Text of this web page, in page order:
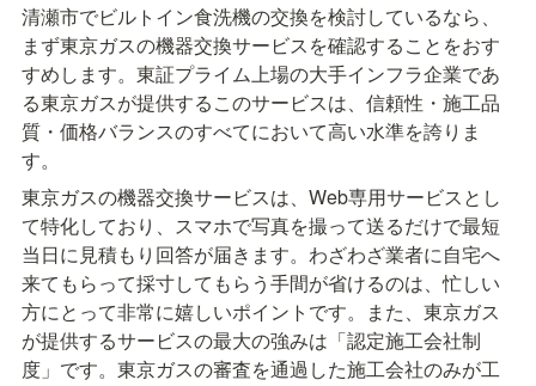
清瀬市でビルトイン食洗機の交換を検討しているなら、
まず東京ガスの機器交換サービスを確認することをおす
すめします。東証プライム上場の大手インフラ企業であ
る東京ガスが提供するこのサービスは、信頼性・施工品
質・価格バランスのすべてにおいて高い水準を誇りま
す。
東京ガスの機器交換サービスは、Web専用サービスとし
て特化しており、スマホで写真を撮って送るだけで最短
当日に見積もり回答が届きます。わざわざ業者に自宅へ
来てもらって採寸してもらう手間が省けるのは、忙しい
方にとって非常に嬉しいポイントです。また、東京ガス
が提供するサービスの最大の強みは「認定施工会社制
度」です。東京ガスの審査を通過した施工会社のみが工